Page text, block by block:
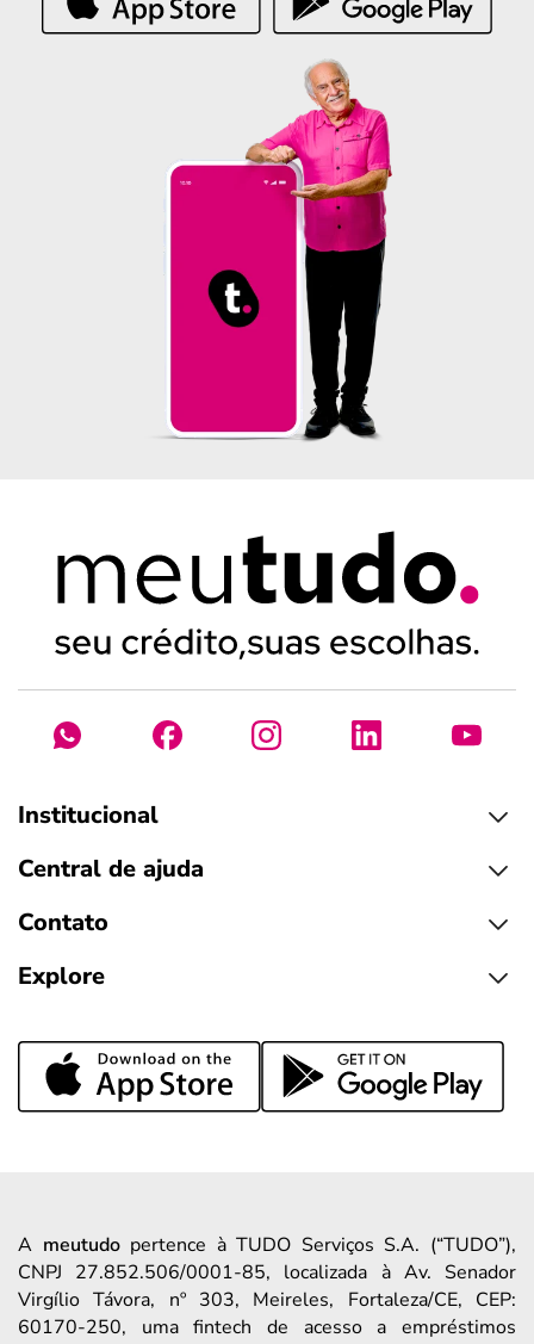
Institucional
Central de ajuda
Contato
Explore
A meutudopertence à TUDO Serviços S.A. (“TUDO”),
CNPJ 27.852.506/0001-85, localizada à Av. Senador
Virgílio Távora, nº 303, Meireles, Fortaleza/CE, CEP:
60170-250, uma fintech de acesso a empréstimos